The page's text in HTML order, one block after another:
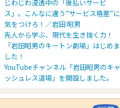
じわじわ浸透中の「後払いサービ
ス」。こんなに違う”サービス格差”に
気をつけろ！／岩田 昭男
先人から学ぶ、現代を生き抜く力！
「岩田昭男のキートン劇場」はじめま
した！
YouTubeチャンネル「岩田昭男のキャ
ッシュレス道場」を開設しました。